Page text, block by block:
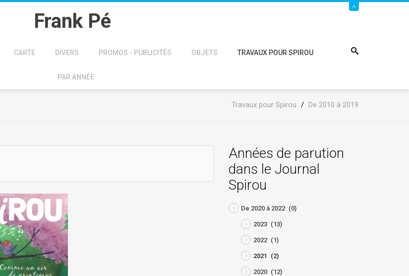
Frank Pé
CARTE DIVERS PROMOS - PUBLICITÉS OBJETS TRAVAUX POUR SPIROU
PAR ANNÉE
Travaux pour Spirou / De 2010 à 2019
Années de parution
dans le Journal
Spirou
De 2020 à 2022 (0)
2023 (13)
2022 (1)
2021 (2)
2020 (12)